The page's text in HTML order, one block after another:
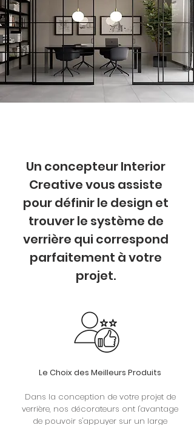
Un concepteur Interior
Creative vous assiste
pour définir le design et
trouver le système de
verrière qui correspond
parfaitement à votre
projet.
Le Choix des Meilleurs Produits
​Dans la conception de votre projet de
verrière, nos décorateurs ont l'avantage
de pouvoir s'appuyer sur un large